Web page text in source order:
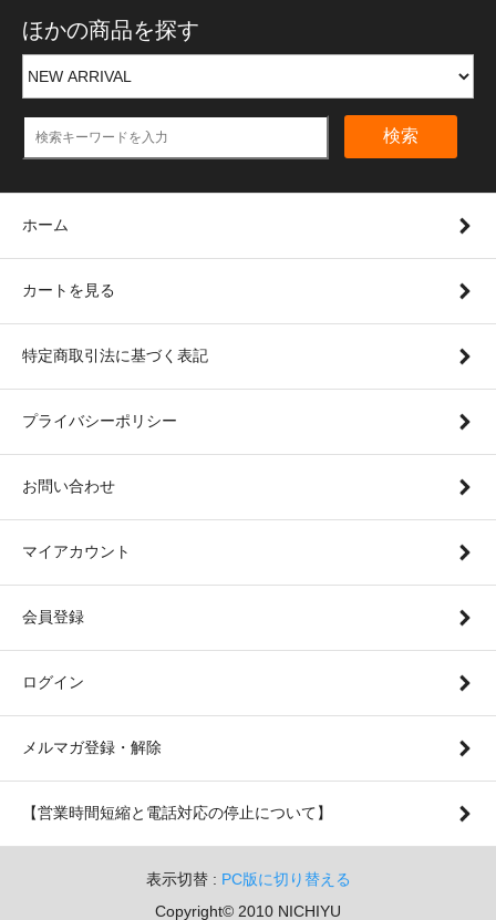
ほかの商品を探す
検索
ホーム
カートを見る
特定商取引法に基づく表記
プライバシーポリシー
お問い合わせ
マイアカウント
会員登録
ログイン
メルマガ登録・解除
【営業時間短縮と電話対応の停止について】
表示切替 : PC版に切り替える
Copyright© 2010 NICHIYU